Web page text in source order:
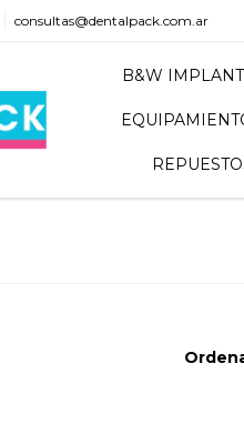
consultas@dentalpack.com.ar
B&W